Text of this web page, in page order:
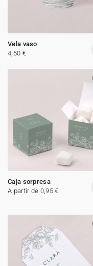
Vela vaso
4,50 €
Caja sorpresa
A partir de 0,95 €